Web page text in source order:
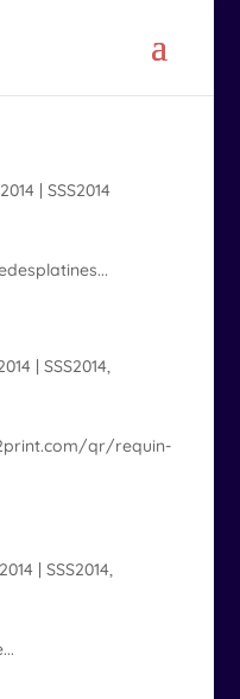
| SSS2014
| SSS2014,
qr/requin-
| SSS2014,